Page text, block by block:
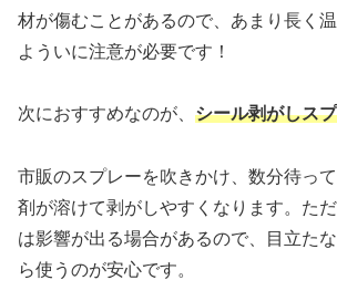
材が傷むことがあるので、あまり長く
よういに注意が必要です！
次におすすめなのが、 シール剥がしス
市販のスプレーを吹きかけ、数分待っ
剤が溶けて剥がしやすくなります。た
は影響が出る場合があるので、目立た
ら使うのが安心です。